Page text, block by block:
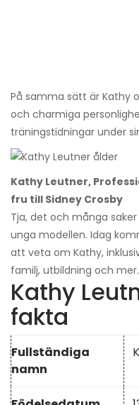
På samma sätt är Kathy
och charmiga
träningstidningar under
Kathy Leutner,
fru till Sidney Crosby
Tja, det och många
unga modellen. Idag
att veta om Kathy,
familj, utbildning och mer.
Kathy
fakta
Fullständiga
namn